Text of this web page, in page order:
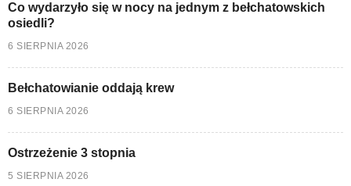
Co wydarzyło się w nocy na jednym z bełchatowskich
osiedli?
6 SIERPNIA 2026
Bełchatowianie oddają krew
6 SIERPNIA 2026
Ostrzeżenie 3 stopnia
5 SIERPNIA 2026